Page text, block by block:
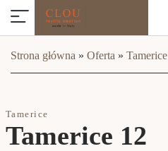
Strona główna » Oferta » Tamerice
Tamerice
Tamerice 12